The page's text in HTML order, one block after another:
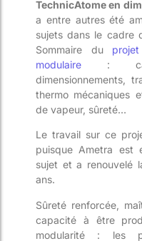
TechnicAtome en
a entre autres été
sujets dans le cadre
Sommaire du
modulaire :
dimensionnements,
thermo mécaniques
de vapeur, sûreté…
Le travail sur ce
puisque Ametra est
sujet et a renouvelé
ans.
Sûreté renforcée,
capacité à être
modularité : les